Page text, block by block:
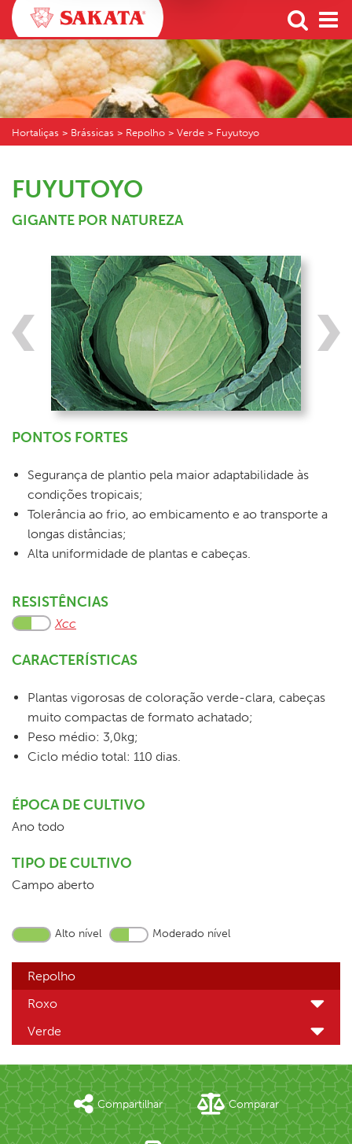
Hortaliças > Brássicas > Repolho > Verde > Fuyutoyo
FUYUTOYO
GIGANTE POR NATUREZA
PONTOS FORTES
Segurança de plantio pela maior adaptabilidade às
condições tropicais;
Tolerância ao frio, ao embicamento e ao transporte a
longas distâncias;
Alta uniformidade de plantas e cabeças.
RESISTÊNCIAS
Xcc
CARACTERÍSTICAS
Plantas vigorosas de coloração verde-clara, cabeças
muito compactas de formato achatado;
Peso médio: 3,0kg;
Ciclo médio total: 110 dias.
ÉPOCA DE CULTIVO
Ano todo
TIPO DE CULTIVO
Campo aberto
Alto nível Moderado nível
Repolho
Roxo
Verde
Compartilhar Comparar